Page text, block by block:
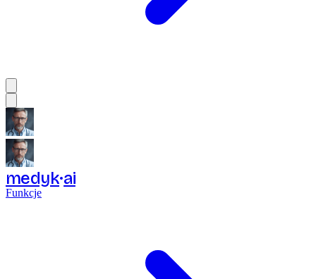
medyk ai
Funkcje